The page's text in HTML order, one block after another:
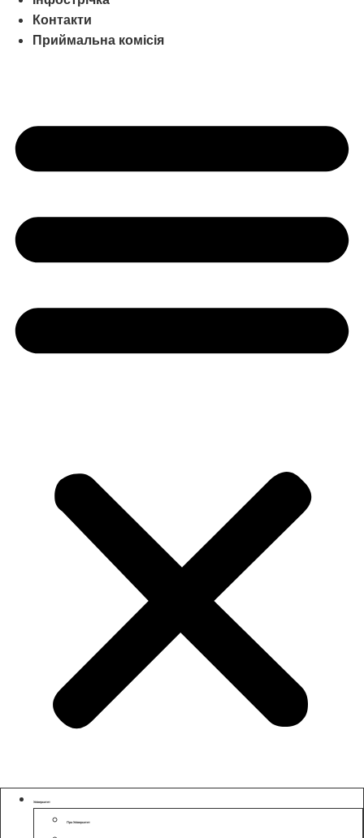
Контакти
Приймальна комісія
Університет
Про Університет